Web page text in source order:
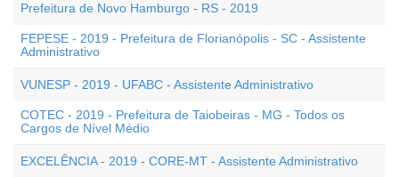
Prefeitura de Novo Hamburgo - RS - 2019
FEPESE - 2019 - Prefeitura de Florianópolis - SC - Assistente
Administrativo
VUNESP - 2019 - UFABC - Assistente Administrativo
COTEC - 2019 - Prefeitura de Taiobeiras - MG - Todos os
Cargos de Nível Médio
EXCELÊNCIA - 2019 - CORE-MT - Assistente Administrativo